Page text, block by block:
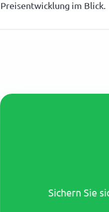
Preisentwicklung im Blick.
Sichern Sie